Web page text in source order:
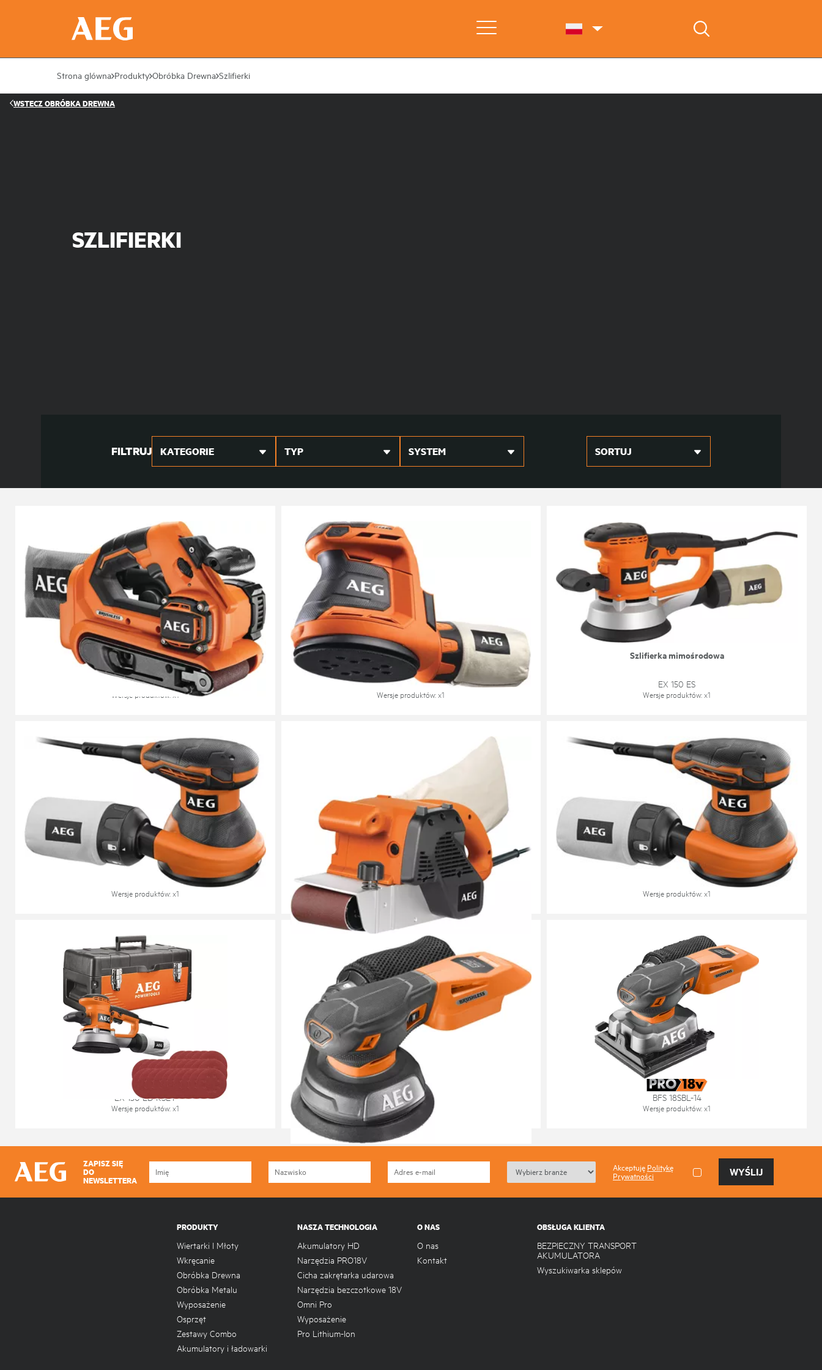
Strona glówna Produkty Obróbka Drewna Szlifierki
WSTECZOBRÓBKA DREWNA
SZLIFIERKI
FILTRUJ KATEGORIE TYP SYSTEM SORTUJ
Bezszczotkowa szlifierka taśmowa 18 V
BHBS 18-75BL
Wersje produktów : x1
Szlifierka mimośrodowa
BEX18-125
Wersje produktów: x1
Szlifierka mimośrodowa
EX 150 ES
Wersje produktów: x1
Szlifierka mimośrodowa
Wersje produktów: x1
Szlifierka taśmowa
BBSE 1100
Wersje produktów
Szlifierka mimośrodowa 300W
EX 125 ED SET
Wersje produktów: x1
Szlifierka mimośrodowa z walizką
EX 150 ED KSET
Wersje produktów: x1
Subkompaktowa szlifierka oscylacyjna 18 V 125 MM
BEX 18SBL-125
Wersje produktów: x
BFS 18SBL-14
Wersje produktów: x1
ZAPISZ SIĘ
DO
NEWSLETTERA
Akceptuję Politykę
Prywatności
WYŚLIJ
PRODUKTY
Wiertarki I Młoty
Wkręcanie
Obróbka Drewna
Obróbka Metalu
Wyposażenie
Osprzęt
Zestawy Combo
Akumulatory i ładowarki
NASZA TECHNOLOGIA
Akumulatory HD
Narzędzia PRO18V
Cicha zakrętarka udarowa
Narzędzia bezczotkowe 18V
Omni Pro
Wyposażenie
Pro Lithium-Ion
O NAS
O nas
Kontakt
OBSŁUGA KLIENTA
BEZPIECZNY TRANSPORT
AKUMULATORA
Wyszukiwarka sklepów